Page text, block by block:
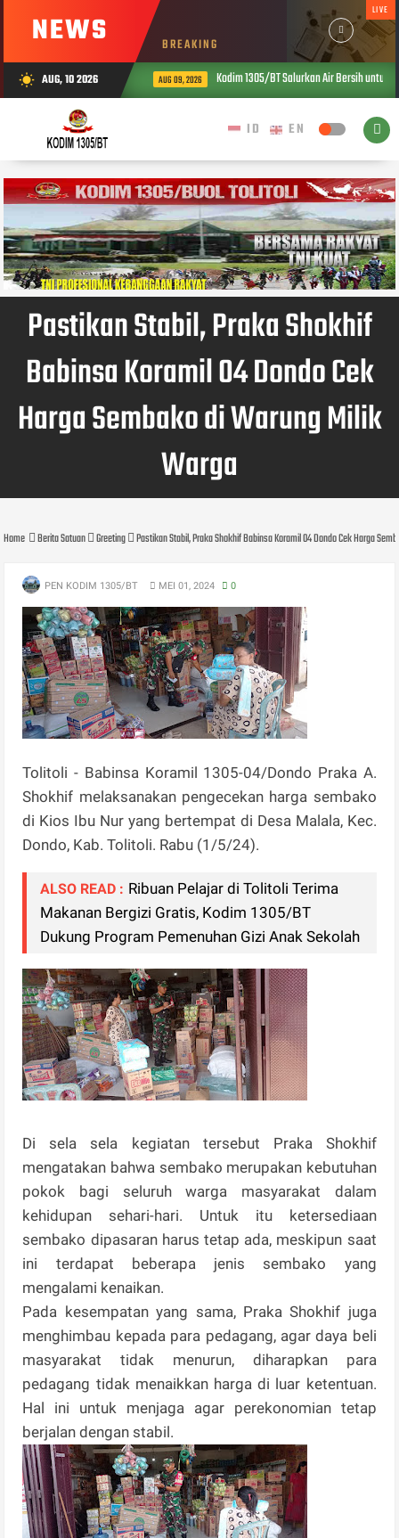
NEWS BREAKING
LIVE
wb_sunny AUG, 10 2026 AUG 09, 2026 Kodim 1305/BT Salurkan Air Bersih untuk
Pastikan Stabil, Praka Shokhif
Babinsa Koramil 04 Dondo Cek
Harga Sembako di Warung Milik
Warga
Home Berita Satuan Greeting Pastikan Stabil, Praka Shokhif Babinsa Koramil 04 Dondo Cek Harga
PEN KODIM 1305/BT MEI 01, 2024 0
Tolitoli - Babinsa Koramil 1305-04/Dondo Praka A.
Shokhif melaksanakan pengecekan harga sembako
di Kios Ibu Nur yang bertempat di Desa Malala, Kec.
Dondo, Kab. Tolitoli. Rabu (1/5/24).
ALSO READ : Ribuan Pelajar di Tolitoli Terima
Makanan Bergizi Gratis, Kodim 1305/BT
Dukung Program Pemenuhan Gizi Anak Sekolah
Di sela sela kegiatan tersebut Praka Shokhif
mengatakan bahwa sembako merupakan kebutuhan
pokok bagi seluruh warga masyarakat dalam
kehidupan sehari-hari. Untuk itu ketersediaan
sembako dipasaran harus tetap ada, meskipun saat
ini terdapat beberapa jenis sembako yang
mengalami kenaikan.
Pada kesempatan yang sama, Praka Shokhif juga
menghimbau kepada para pedagang, agar daya beli
masyarakat tidak menurun, diharapkan para
pedagang tidak menaikkan harga di luar ketentuan.
Hal ini untuk menjaga agar perekonomian tetap
berjalan dengan stabil.